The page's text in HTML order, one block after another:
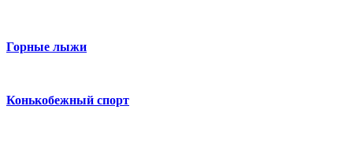
Горные лыжи
Конькобежный спорт